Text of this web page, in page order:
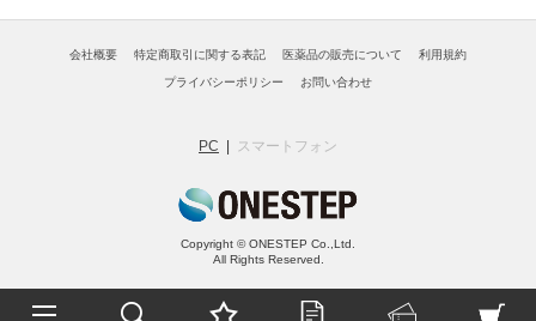
会社概要 特定商取引に関する表記 医薬品の販売について 利用規約
プライバシーポリシー お問い合わせ
PC スマートフォン
Copyright © ONESTEP Co.,Ltd.
All Rights Reserved.